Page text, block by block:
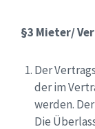
§3 Mieter/
Der
der im
werden.
Die